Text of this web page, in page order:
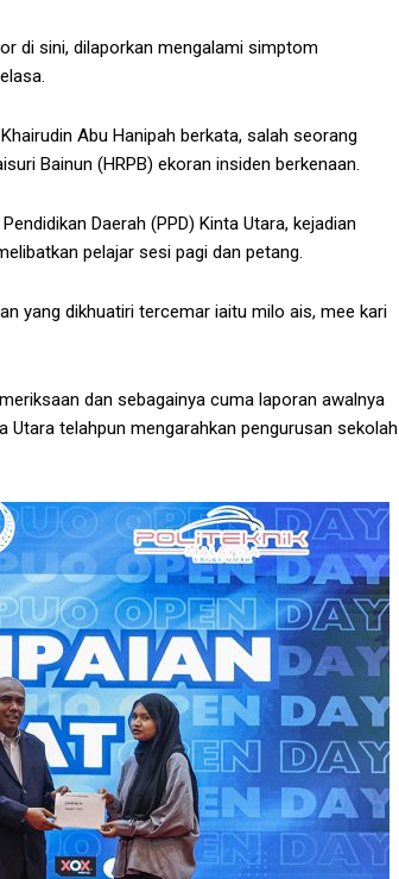
di sini, dilaporkan mengalami simptom
Abu Hanipah berkata, salah seorang
Bainun (HRPB) ekoran insiden berkenaan.
Daerah (PPD) Kinta Utara, kejadian
pelajar sesi pagi dan petang.
yang dikhuatiri tercemar iaitu milo ais, mee kari
dan sebagainya cuma laporan awalnya
Utara telahpun mengarahkan pengurusan sekolah